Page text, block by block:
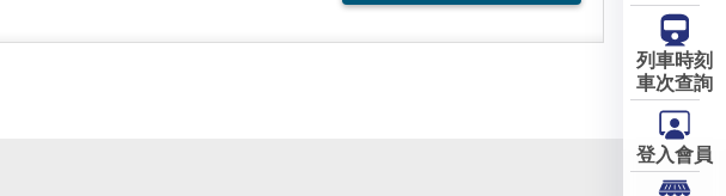
列車時刻
車次查詢
登入會員